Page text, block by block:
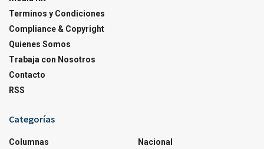
Terminos y Condiciones
Compliance & Copyright
Quienes Somos
Trabaja con Nosotros
Contacto
RSS
Categorías
Columnas
Nacional